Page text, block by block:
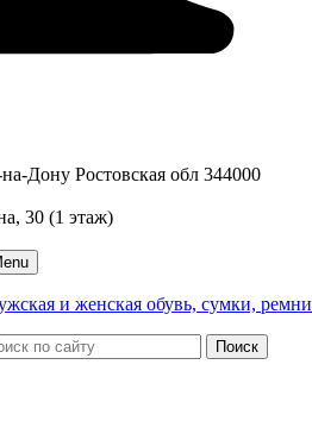
на-Дону Ростовская обл 344000
30 (1 этаж)
и женская обувь, сумки, ремни